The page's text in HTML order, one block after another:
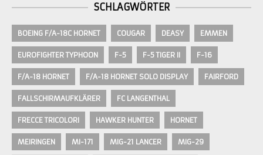
SCHLAGWÖRTER
BOEING F/A-18C HORNET COUGAR DEASY EMMEN
EUROFIGHTER TYPHOON F-5 F-5 TIGER II F-16
F/A-18 HORNET F/A-18 HORNET SOLO DISPLAY FAIRFORD
FALLSCHIRMAUFKLÄRER FC LANGENTHAL
FRECCE TRICOLORI HAWKER HUNTER HORNET
MEIRINGEN MI-171 MIG-21 LANCER MIG-29